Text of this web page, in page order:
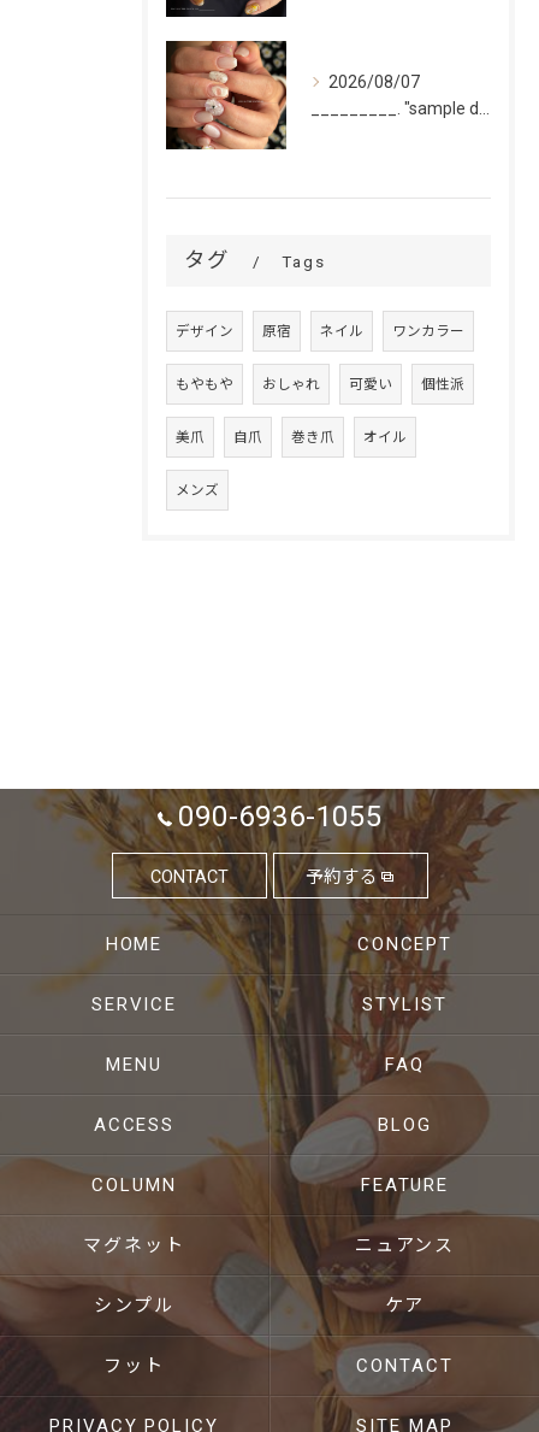
2026/08/07
タグ Tags
デザイン 原宿 ネイル ワンカラー
もやもや おしゃれ 可愛い 個性派
美爪 自爪 巻き爪 オイル
メンズ
090-6936-1055
CONTACT 予約する
HOME CONCEPT
SERVICE STYLIST
MENU FAQ
ACCESS BLOG
COLUMN FEATURE
マグネット ニュアンス
シンプル ケア
フット CONTACT
PRIVACY POLICY SITE MAP